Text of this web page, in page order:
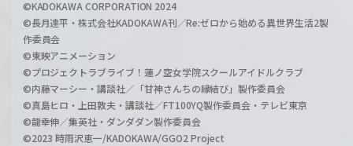
©KADOKAWA CORPORATION 2024
©長月達平・株式会社KADOKAWA刊／Re:ゼロから始める異世界生活2製
作委員会
©東映アニメーション
©プロジェクトラブライブ！蓮ノ空女学院スクールアイドルクラブ
©内藤マーシー・講談社／「甘神さんちの縁結び」製作委員会
©真島ヒロ・上田敦夫・講談社／FT100YQ製作委員会・テレビ東京
©龍幸伸／集英社・ダンダダン製作委員会
©2023 時雨沢恵一/KADOKAWA/GGO2 Project